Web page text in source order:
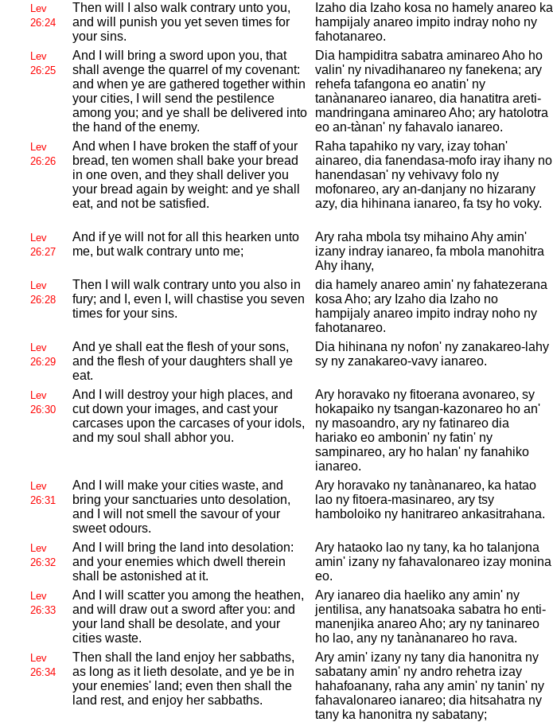
Lev
26:24
Then will I also walk contrary unto you,
and will punish you yet seven times for
your sins.
Izaho dia Izaho kosa no hamely anareo ka
hampijaly anareo impito indray noho ny
fahotanareo.
Lev
26:25
And I will bring a sword upon you, that
shall avenge the quarrel of my covenant:
and when ye are gathered together within
your cities, I will send the pestilence
among you; and ye shall be delivered into
the hand of the enemy.
Dia hampiditra sabatra aminareo Aho ho
valin' ny nivadihanareo ny fanekena; ary
rehefa tafangona eo anatin' ny
tanànanareo ianareo, dia hanatitra areti-
mandringana aminareo Aho; ary hatolotra
eo an-tànan' ny fahavalo ianareo.
Lev
26:26
And when I have broken the staff of your
bread, ten women shall bake your bread
in one oven, and they shall deliver you
your bread again by weight: and ye shall
eat, and not be satisfied.
Raha tapahiko ny vary, izay tohan'
ainareo, dia fanendasa-mofo iray ihany no
hanendasan' ny vehivavy folo ny
mofonareo, ary an-danjany no hizarany
azy, dia hihinana ianareo, fa tsy ho voky.
Lev
26:27
And if ye will not for all this hearken unto
me, but walk contrary unto me;
Ary raha mbola tsy mihaino Ahy amin'
izany indray ianareo, fa mbola manohitra
Ahy ihany,
Lev
26:28
Then I will walk contrary unto you also in
fury; and I, even I, will chastise you seven
times for your sins.
dia hamely anareo amin' ny fahatezerana
kosa Aho; ary Izaho dia Izaho no
hampijaly anareo impito indray noho ny
fahotanareo.
Lev
26:29
And ye shall eat the flesh of your sons,
and the flesh of your daughters shall ye
eat.
Dia hihinana ny nofon' ny zanakareo-lahy
sy ny zanakareo-vavy ianareo.
Lev
26:30
And I will destroy your high places, and
cut down your images, and cast your
carcases upon the carcases of your idols,
and my soul shall abhor you.
Ary horavako ny fitoerana avonareo, sy
hokapaiko ny tsangan-kazonareo ho an'
ny masoandro, ary ny fatinareo dia
hariako eo ambonin' ny fatin' ny
sampinareo, ary ho halan' ny fanahiko
ianareo.
Lev
26:31
And I will make your cities waste, and
bring your sanctuaries unto desolation,
and I will not smell the savour of your
sweet odours.
Ary horavako ny tanànanareo, ka hatao
lao ny fitoera-masinareo, ary tsy
hamboloiko ny hanitrareo ankasitrahana.
Lev
26:32
And I will bring the land into desolation:
and your enemies which dwell therein
shall be astonished at it.
Ary hataoko lao ny tany, ka ho talanjona
amin' izany ny fahavalonareo izay monina
eo.
Lev
26:33
And I will scatter you among the heathen,
and will draw out a sword after you: and
your land shall be desolate, and your
cities waste.
Ary ianareo dia haeliko any amin' ny
jentilisa, any hanatsoaka sabatra ho enti-
manenjika anareo Aho; ary ny taninareo
ho lao, any ny tanànanareo ho rava.
Lev
26:34
Then shall the land enjoy her sabbaths,
as long as it lieth desolate, and ye be in
your enemies' land; even then shall the
land rest, and enjoy her sabbaths.
Ary amin' izany ny tany dia hanonitra ny
sabatany amin' ny andro rehetra izay
hahafoanany, raha any amin' ny tanin' ny
fahavalonareo ianareo; dia hitsahatra ny
tany ka hanonitra ny sabatany;